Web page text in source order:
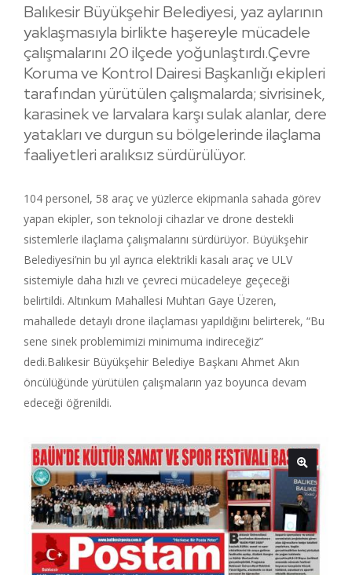
Balıkesir Büyükşehir Belediyesi, yaz aylarının
yaklaşmasıyla birlikte haşereyle mücadele
çalışmalarını 20 ilçede yoğunlaştırdı.Çevre
Koruma ve Kontrol Dairesi Başkanlığı ekipleri
tarafından yürütülen çalışmalarda; sivrisinek,
karasinek ve larvalara karşı sulak alanlar, dere
yatakları ve durgun su bölgelerinde ilaçlama
faaliyetleri aralıksız sürdürülüyor.
104 personel, 58 araç ve yüzlerce ekipmanla sahada görev
yapan ekipler, son teknoloji cihazlar ve drone destekli
sistemlerle ilaçlama çalışmalarını sürdürüyor. Büyükşehir
Belediyesi’nin bu yıl ayrıca elektrikli kasalı araç ve ULV
sistemiyle daha hızlı ve çevreci mücadeleye geçeceği
belirtildi. Altınkum Mahallesi Muhtarı Gaye Üzeren,
mahallede detaylı drone ilaçlaması yapıldığını belirterek, “Bu
sene sinek problemimizi minimuma indireceğiz”
dedi.Balıkesir Büyükşehir Belediye Başkanı Ahmet Akın
öncülüğünde yürütülen çalışmaların yaz boyunca devam
edeceği öğrenildi.